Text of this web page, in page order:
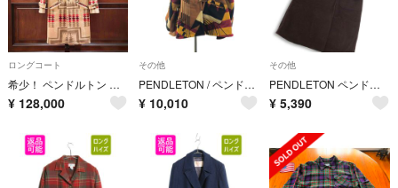
ロングコート
希少！ ペンドルトン ポートランド コレクション ウール コート ネイティブ 柄
¥ 128,000
その他
PENDLETON / ペンドルトン | × LINDSEY THORNBURG Edition取り扱い / フーデッド ケープ コート | F | マルチカラー | レディース
¥ 10,010
その他
PENDLETON ペンドルトン 秋冬★ シルク&ウール ロング ダブルブレスト コート Sz.16 レディース
¥ 5,390